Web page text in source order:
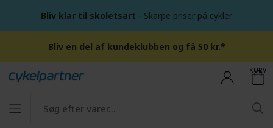
Bliv klar til skoletsart - Skarpe priser på cykler
Bliv en del af kundeklubben og få 50 kr.*
KURV